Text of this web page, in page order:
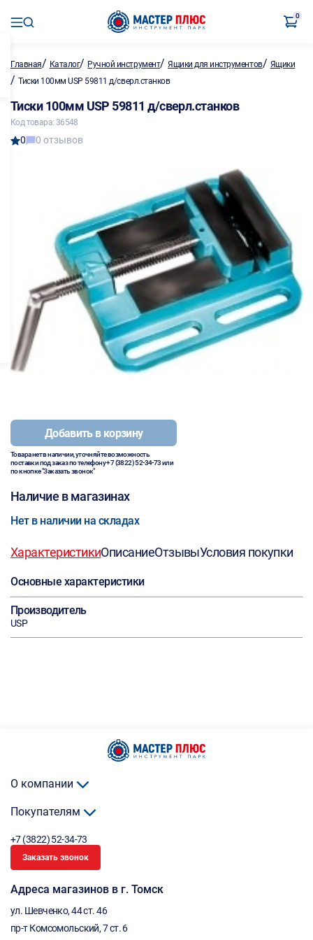
0
Главная/ Каталог/ Ручной инструмент/Ящики для инструментов/ Ящики
/ Тиски 100мм USP 59811 д/сверл.станков
Тиски 100мм USP 59811 д/сверл.станков
Код товара: 36548
0 0 отзывов
Добавить в корзину
Товара нет в наличии, уточняйте возможность
поставки под заказ по телефону+7 (3822) 52-34-73или
по кнопке "Заказать звонок"
Наличие в магазинах
Нет в наличии на складах
ХарактеристикиОписаниеОтзывыУсловия покупки
Основные характеристики
Производитель
USP
О компании
Покупателям
+7 (3822) 52-34-73
Заказать звонок
Адреса магазинов в г. Томск
ул. Шевченко, 44 ст. 46
пр-т Комсомольский, 7 ст. 6